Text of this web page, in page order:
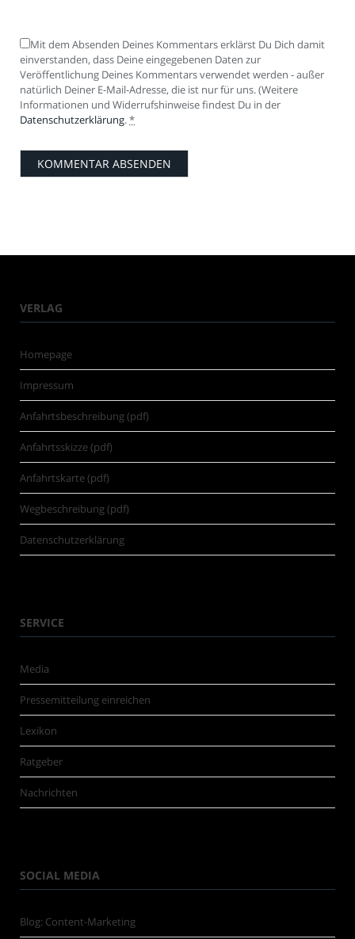
Mit dem Absenden Deines Kommentars erklärst Du Dich damit
einverstanden, dass Deine eingegebenen Daten zur
Veröffentlichung Deines Kommentars verwendet werden - außer
natürlich Deiner E-Mail-Adresse, die ist nur für uns. (Weitere
Informationen und Widerrufshinweise findest Du in der
Datenschutzerklärung. *
VERLAG
Homepage
Impressum
Anfahrtsbeschreibung (pdf)
Anfahrtsskizze (pdf)
Anfahrtskarte (pdf)
Wegbeschreibung (pdf)
Datenschutzerklärung
SERVICE
Media
Pressemitteilung einreichen
Lexikon
Ratgeber
Nachrichten
SOCIAL MEDIA
Blog: Content-Marketing